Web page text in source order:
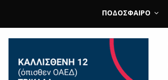
ΠΟΔΌΣΦΑΙΡΟ